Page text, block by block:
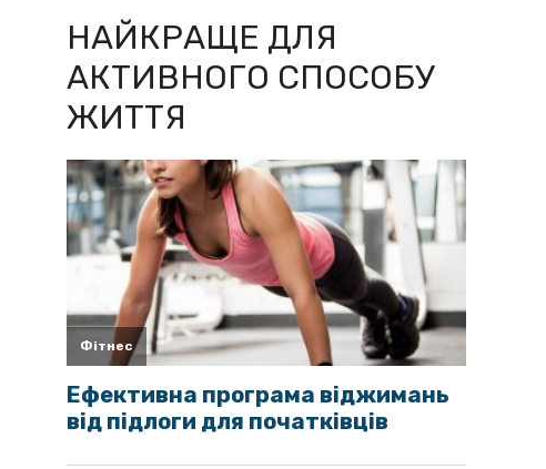
НАЙКРАЩЕ ДЛЯ
АКТИВНОГО СПОСОБУ
ЖИТТЯ